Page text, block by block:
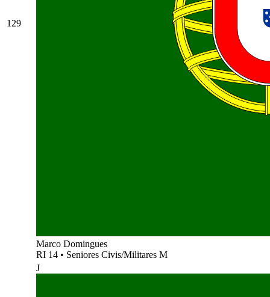
129
Marco Domingues
RI 14 • Seniores Civis/Militares M
J